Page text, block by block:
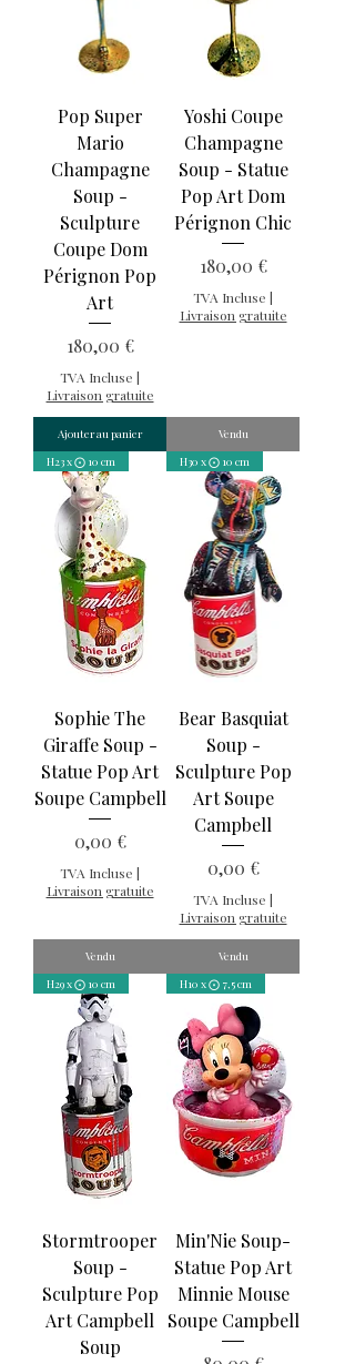
Pop Super
Mario
Champagne
Soup -
Sculpture
Coupe Dom
Pérignon Pop
Art
Prix
180,00 €
TVA Incluse |
Livraison gratuite
Ajouter au panier
Yoshi Coupe
Champagne
Soup - Statue
Pop Art Dom
Pérignon Chic
Prix
180,00 €
TVA Incluse |
Livraison gratuite
Vendu
H23 x ⨀ 10 cm
Sophie The
Giraffe Soup -
Statue Pop Art
Soupe Campbell
Prix
0,00 €
TVA Incluse |
Livraison gratuite
Vendu
H30 x ⨀ 10 cm
Bear Basquiat
Soup -
Sculpture Pop
Art Soupe
Campbell
Prix
0,00 €
TVA Incluse |
Livraison gratuite
Vendu
H29 x ⨀ 10 cm
Stormtrooper
Soup -
Sculpture Pop
Art Campbell
Soup
H10 x ⨀ 7,5 cm
Min'Nie Soup-
Statue Pop Art
Minnie Mouse
Soupe Campbell